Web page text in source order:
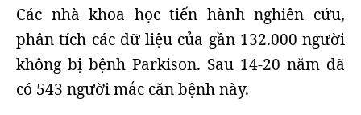
Các nhà khoa học tiến hành nghiên cứu,
phân tích các dữ liệu của gần 132.000 người
không bị bệnh Parkison. Sau 14-20 năm đã
có 543 người mắc căn bệnh này.